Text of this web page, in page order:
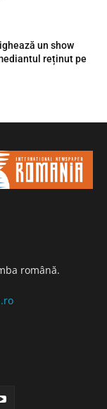
un show
reținut pe
română.